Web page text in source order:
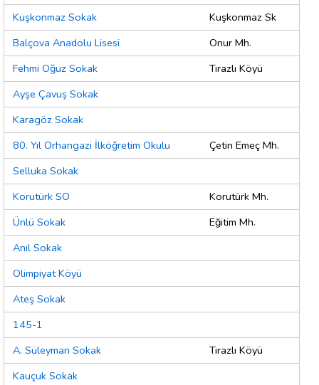
Kuşkonmaz Sokak
Kuşkonmaz Sk
Balçova Anadolu Lisesi
Onur Mh.
Fehmi Oğuz Sokak
Tırazlı Köyü
Ayşe Çavuş Sokak
Karagöz Sokak
80. Yıl Orhangazi İlköğretim Okulu
Çetin Emeç Mh.
Selluka Sokak
Korutürk SO
Korutürk Mh.
Ünlü Sokak
Eğitim Mh.
Anıl Sokak
Olimpiyat Köyü
Ateş Sokak
145-1
A. Süleyman Sokak
Tırazlı Köyü
Kauçuk Sokak